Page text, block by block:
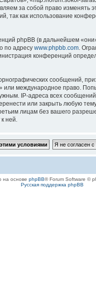
за собой право изменять
как использование
phpBB (в дальнейшем
по адресу www.phpbb.com .
конференций
сообщений,
международное право.
IP-адреса всех
или закрыть любую
лицам без вашего
ней.
на основе phpBB® Forum Software ©
Русская поддержка phpBB